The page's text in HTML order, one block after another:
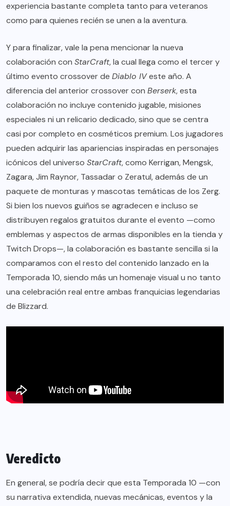
experiencia bastante completa tanto para veteranos
como para quienes recién se unen a la aventura.
Y para finalizar, vale la pena mencionar la nueva
colaboración con StarCraft, la cual llega como el tercer y
último evento crossover de Diablo IVeste año. A
diferencia del anterior crossover con Berserk, esta
colaboración no incluye contenido jugable, misiones
especiales ni un relicario dedicado, sino que se centra
casi por completo en cosméticos premium. Los jugadores
pueden adquirir las apariencias inspiradas en personajes
icónicos del universo StarCraft, como Kerrigan, Mengsk,
Zagara, Jim Raynor, Tassadar o Zeratul, además de un
paquete de monturas y mascotas temáticas de los Zerg.
Si bien los nuevos guiños se agradecen e incluso se
distribuyen regalos gratuitos durante el evento —como
emblemas y aspectos de armas disponibles en la tienda y
Twitch Drops—, la colaboración es bastante sencilla si la
comparamos con el resto del contenido lanzado en la
Temporada 10, siendo más un homenaje visual u no tanto
una celebración real entre ambas franquicias legendarias
de Blizzard.
Veredicto
En general, se podría decir que esta Temporada 10 —con
su narrativa extendida, nuevas mecánicas, eventos y la